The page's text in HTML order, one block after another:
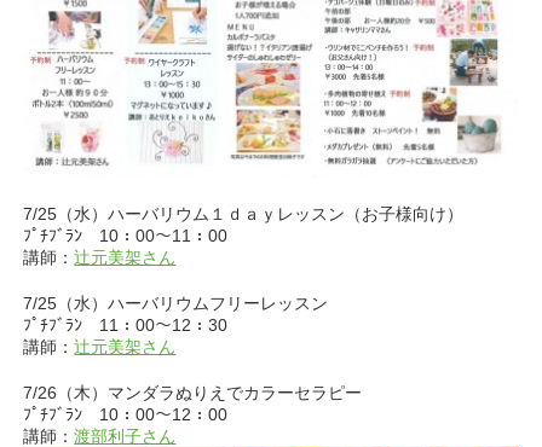
7/25（水）ハーバリウム１ｄａｙレッスン（お子様向け）
ﾌﾟﾁﾌﾞﾗﾝ 10：00～11：00
講師：辻元美架さん
7/25（水）ハーバリウムフリーレッスン
ﾌﾟﾁﾌﾞﾗﾝ 11：00～12：30
講師：辻元美架さん
7/26（木）マンダラぬりえでカラーセラピー
ﾌﾟﾁﾌﾞﾗﾝ 10：00～12：00
講師：渡部利子さん